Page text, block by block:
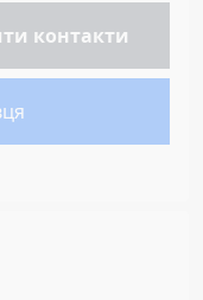
контакти